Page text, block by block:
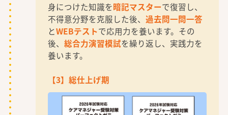
身につけた知識を暗記マスターで復習し、
不得意分野を克服した後、過去問一問一答
とWEBテストで応用力を養います。その
後、総合力演習模試を繰り返し、実践力を
養います。
【3】総仕上げ期